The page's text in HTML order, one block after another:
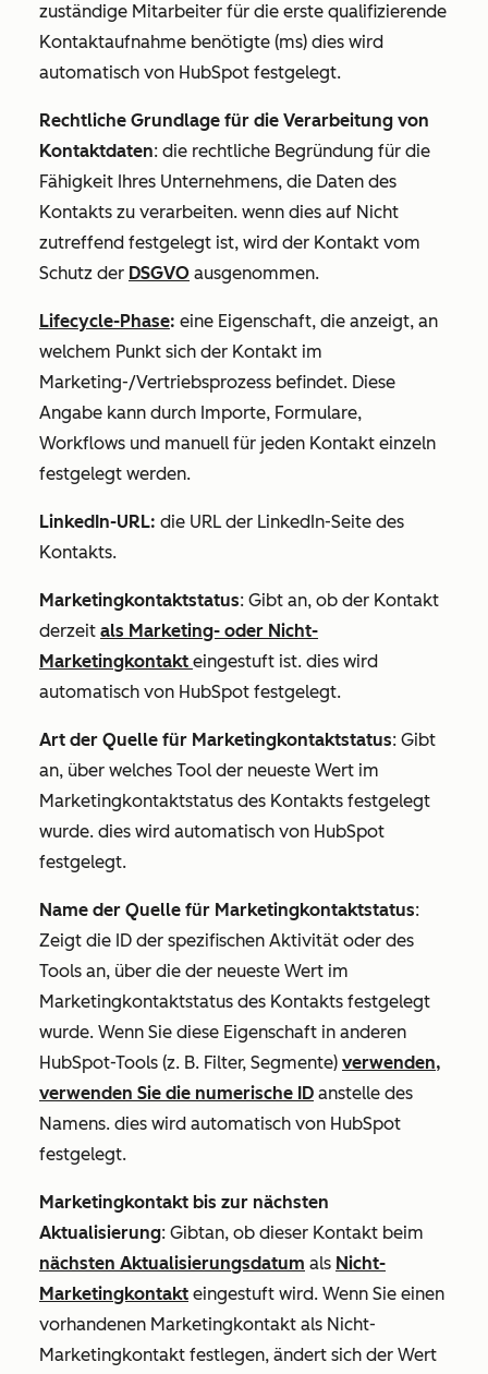
zuständige Mitarbeiter für die erste qualifizierende
Kontaktaufnahme benötigte (ms) dies wird
automatisch von HubSpot festgelegt.
Rechtliche Grundlage für die Verarbeitung von
Kontaktdaten: die rechtliche Begründung für die
Fähigkeit Ihres Unternehmens, die Daten des
Kontakts zu verarbeiten. wenn dies auf Nicht
zutreffend festgelegt ist, wird der Kontakt vom
Schutz der DSGVO ausgenommen.
Lifecycle-Phase: eine Eigenschaft, die anzeigt, an
welchem Punkt sich der Kontakt im
Marketing-/Vertriebsprozess befindet. Diese
Angabe kann durch Importe, Formulare,
Workflows und manuell für jeden Kontakt einzeln
festgelegt werden.
LinkedIn-URL: die URL der LinkedIn-Seite des
Kontakts.
Marketingkontaktstatus: Gibt an, ob der Kontakt
derzeit als Marketing- oder Nicht-
Marketingkontakt eingestuft ist. dies wird
automatisch von HubSpot festgelegt.
Art der Quelle für Marketingkontaktstatus: Gibt
an, über welches Tool der neueste Wert im
Marketingkontaktstatus des Kontakts festgelegt
wurde. dies wird automatisch von HubSpot
festgelegt.
Name der Quelle für Marketingkontaktstatus:
Zeigt die ID der spezifischen Aktivität oder des
Tools an, über die der neueste Wert im
Marketingkontaktstatus des Kontakts festgelegt
wurde. Wenn Sie diese Eigenschaft in anderen
HubSpot-Tools (z. B. Filter, Segmente) verwenden,
verwenden Sie die numerische ID anstelle des
Namens. dies wird automatisch von HubSpot
festgelegt.
Marketingkontakt bis zur nächsten
Aktualisierung: Gibtan, ob dieser Kontakt beim
nächsten Aktualisierungsdatum als Nicht-
Marketingkontakt eingestuft wird. Wenn Sie einen
vorhandenen Marketingkontakt als Nicht-
Marketingkontakt festlegen, ändert sich der Wert